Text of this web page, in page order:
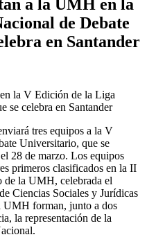
a la UMH en la
de Debate
en Santander
la V Edición de la Liga
se celebra en Santander
tres equipos a la V
Universitario, que se
28 de marzo. Los equipos
primeros clasificados en la II
de la UMH, celebrada el
Ciencias Sociales y Jurídicas
UMH forman, junto a dos
la representación de la